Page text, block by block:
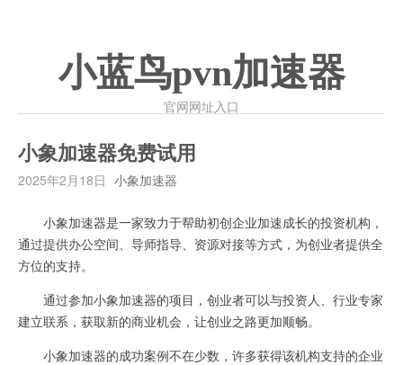
小蓝鸟pvn加速器
官网网址入口
小象加速器免费试用
2025年2月18日 小象加速器
小象加速器是一家致力于帮助初创企业加速成长的投资机构，
通过提供办公空间、导师指导、资源对接等方式，为创业者提供全
方位的支持。
通过参加小象加速器的项目，创业者可以与投资人、行业专家
建立联系，获取新的商业机会，让创业之路更加顺畅。
小象加速器的成功案例不在少数，许多获得该机构支持的企业